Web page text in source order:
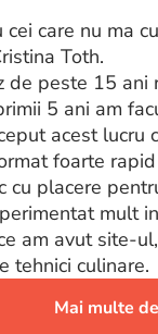
cei care nu ma
Toth.
de peste 15 ani
5 ani am
acest lucru
foarte
cu placere
mult
am avut site-
tehnici culinare.
Mai multe